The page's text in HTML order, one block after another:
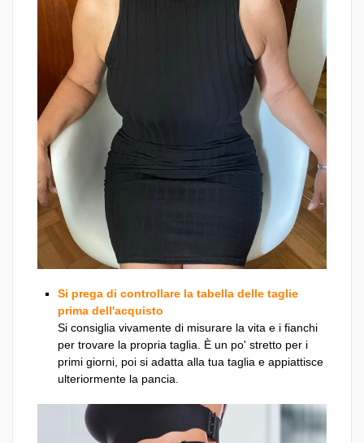
Si prega di controllare la tabella delle taglie
prima dell'acquisto
Si consiglia vivamente di misurare la vita e i fianchi
per trovare la propria taglia. È un po' stretto per i
primi giorni, poi si adatta alla tua taglia e appiattisce
ulteriormente la pancia.